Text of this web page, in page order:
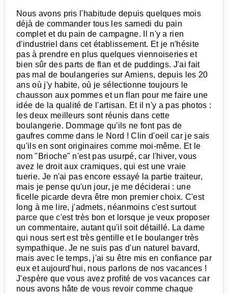
Nous avons pris l'habitude depuis quelques mois
déjà de commander tous les samedi du pain
complet et du pain de campagne. Il n'y a rien
d'industriel dans cet établissement. Et je n'hésite
pas à prendre en plus quelques viennoiseries et
bien sûr des parts de flan et de puddings. J'ai fait
pas mal de boulangeries sur Amiens, depuis les 20
ans où j'y habite, où je sélectionne toujours le
chausson aux pommes et un flan pour me faire une
idée de la qualité de l'artisan. Et il n'y a pas photos :
les deux meilleurs sont réunis dans cette
boulangerie. Dommage qu'ils ne font pas de
gaufres comme dans le Nord ! Clin d'oeil car je sais
qu'ils en sont originaires comme moi-même. Et le
nom "Brioche" n'est pas usurpé, car l'hiver, vous
avez le droit aux cramiques, qui est une vraie
tuerie. Je n'ai pas encore essayé la partie traiteur,
mais je pense qu'un jour, je me déciderai : une
ficelle picarde devra être mon premier choix. C'est
long à me lire, j'admets, néanmoins c'est surtout
parce que c'est très bon et lorsque je veux proposer
un commentaire, autant qu'il soit détaillé. La dame
qui nous sert est très gentille et le boulanger très
sympathique. Je ne suis pas d'un naturel bavard,
mais avec le temps, j'ai su être mis en confiance par
eux et aujourd'hui, nous parlons de nos vacances !
J'espère que vous avez profité de vos vacances car
nous avons hâte de vous revoir comme chaque